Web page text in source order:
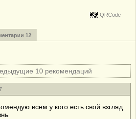
QRCode
12
10 рекомендаций
всем у кого есть свой взгляд